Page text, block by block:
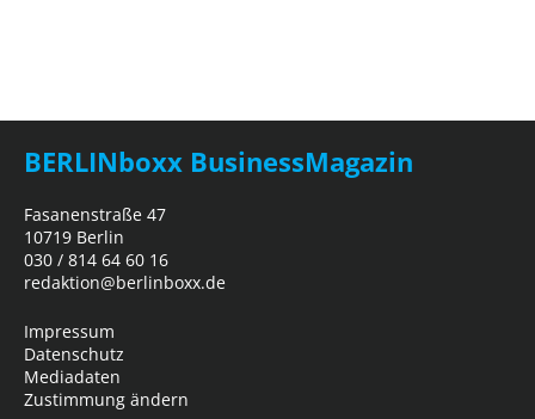
BERLINboxx BusinessMagazin
Fasanenstraße 47
10719 Berlin
030 / 814 64 60 16
redaktion@berlinboxx.de
Impressum
Datenschutz
Mediadaten
Zustimmung ändern